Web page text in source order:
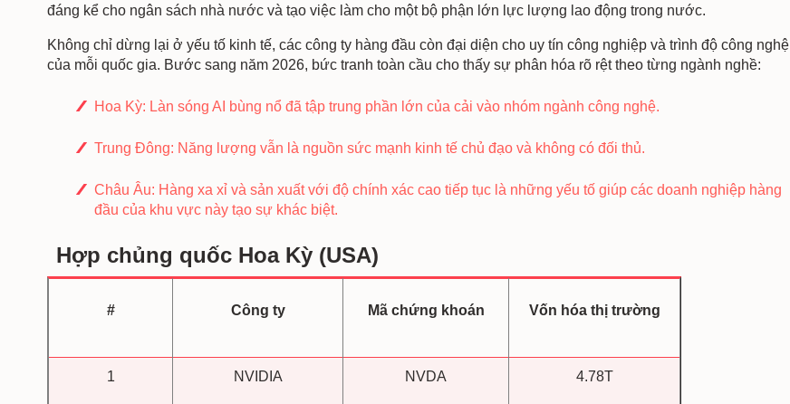
đáng kể cho ngân sách nhà nước và tạo việc làm cho một bộ phận lớn lực lượng lao động trong nước.
Không chỉ dừng lại ở yếu tố kinh tế, các công ty hàng đầu còn đại diện cho uy tín công nghiệp và trình độ công nghệ
của mỗi quốc gia. Bước sang năm 2026, bức tranh toàn cầu cho thấy sự phân hóa rõ rệt theo từng ngành nghề:
Hoa Kỳ: Làn sóng AI bùng nổ đã tập trung phần lớn của cải vào nhóm ngành công nghệ.
Trung Đông: Năng lượng vẫn là nguồn sức mạnh kinh tế chủ đạo và không có đối thủ.
Châu Âu: Hàng xa xỉ và sản xuất với độ chính xác cao tiếp tục là những yếu tố giúp các doanh nghiệp hàng
đầu của khu vực này tạo sự khác biệt.
Hợp chủng quốc Hoa Kỳ (USA)
# Công ty Mã chứng khoán Vốn hóa thị trường
1 NVIDIA NVDA 4.78T